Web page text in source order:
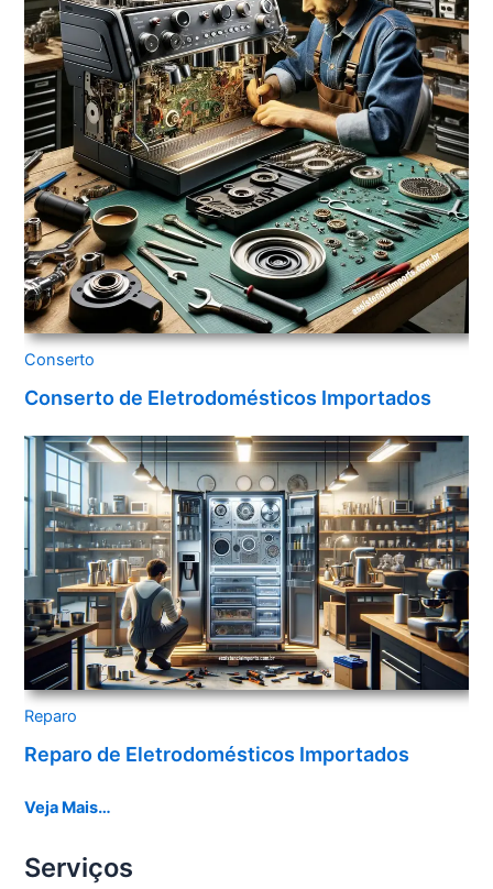
Conserto
Conserto de Eletrodomésticos Importados
Reparo
Reparo de Eletrodomésticos Importados
Veja Mais…
Serviços